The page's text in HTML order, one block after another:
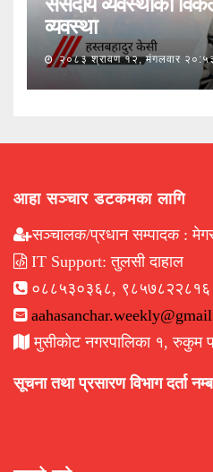
व्यवस्था
२०८३ श्रावण १२, मंगलवार
आहा सञ्चार डटकमका लागि
सञ्चालक/प्रधान सम्पादक :
IT Support: तुलसी दाहाल
०८८५३०३६८, ९८५७८२२८१६
मुसीकोट नगरपालिका १, रुकुम
सूचना तथा प्रसारण विभाग दर्ता